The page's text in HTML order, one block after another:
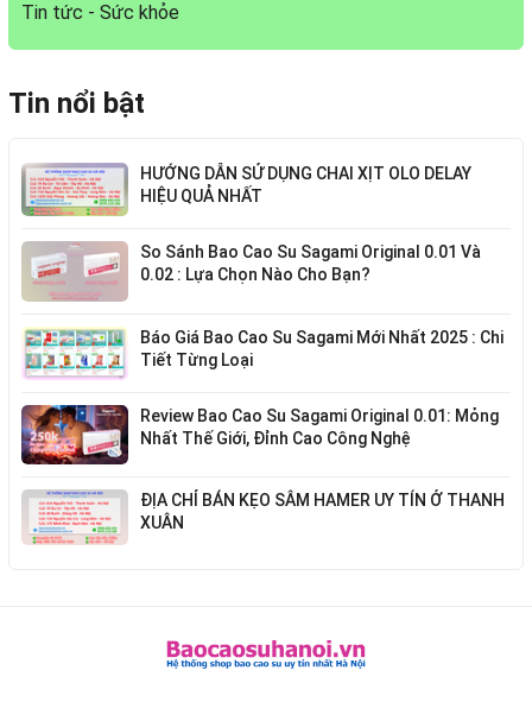
Tin tức - Sức khỏe
Tin nổi bật
HƯỚNG DẪN SỬ DỤNG CHAI XỊT OLO DELAY
HIỆU QUẢ NHẤT
So Sánh Bao Cao Su Sagami Original 0.01 Và
0.02 : Lựa Chọn Nào Cho Bạn?
Báo Giá Bao Cao Su Sagami Mới Nhất 2025 : Chi
Tiết Từng Loại
Review Bao Cao Su Sagami Original 0.01: Mỏng
Nhất Thế Giới, Đỉnh Cao Công Nghệ
ĐỊA CHỈ BÁN KẸO SÂM HAMER UY TÍN Ở THANH
XUÂN